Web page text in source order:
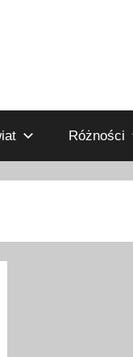
Różności